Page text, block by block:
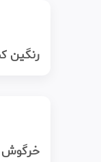
رنگین
خرگوش